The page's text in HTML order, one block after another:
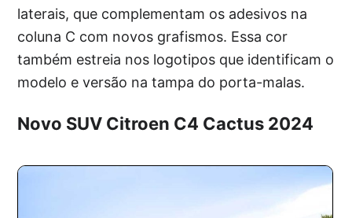
laterais, que complementam os adesivos na
coluna C com novos grafismos. Essa cor
também estreia nos logotipos que identificam o
modelo e versão na tampa do porta-malas.
Novo SUV Citroen C4 Cactus 2024